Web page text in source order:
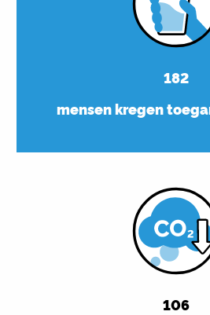
182
mensen kregen
106